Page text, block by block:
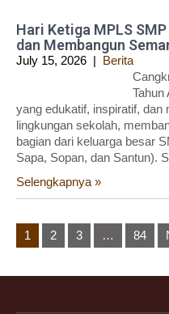
Hari Ketiga MPLS
dan Membangun
July 15, 2026 | Berita
Tahun
yang edukatif, inspiratif,
lingkungan sekolah,
bagian dari keluarga besar
Sapa, Sopan, dan Santun).
Selengkapnya »
Posts
pagination
1 2 3 … 84